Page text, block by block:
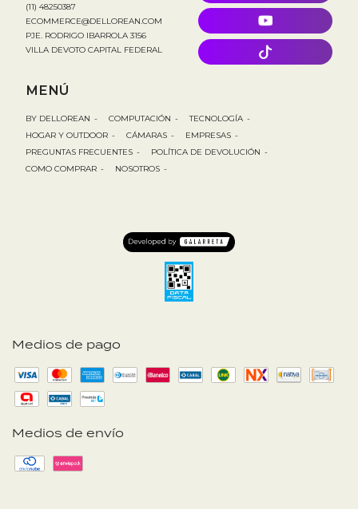
Medios de pago
Medios de envío
(11) 48250387
ECOMMERCE@DELLOREAN.COM
PJE. RODRIGO IBARROLA 3156
VILLA DEVOTO CAPITAL FEDERAL
MENÚ
BY DELLOREAN - COMPUTACIÓN - TECNOLOGÍA -
HOGAR Y OUTDOOR - CÁMARAS - EMPRESAS -
PREGUNTAS FRECUENTES - POLÍTICA DE DEVOLUCIÓN -
COMO COMPRAR - NOSOTROS -